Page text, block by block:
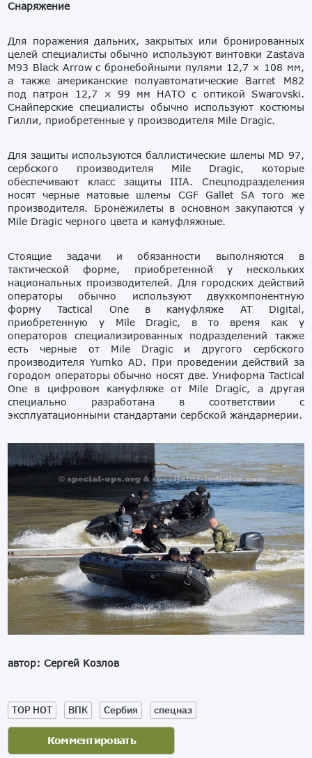
Снаряжение
Для поражения дальних, закрытых или бронированных
целей специалисты обычно используют винтовки Zastava
M93 Black Arrow с бронебойными пулями 12,7 × 108 мм,
а также американские полуавтоматические Barret M82
под патрон 12,7 × 99 мм НАТО с оптикой Swarovski.
Снайперские специалисты обычно используют костюмы
Гилли, приобретенные у производителя Mile Dragic.
Для защиты используются баллистические шлемы MD 97,
сербского производителя Mile Dragic, которые
обеспечивают класс защиты IIIA. Спецподразделения
носят черные матовые шлемы CGF Gallet SA того же
производителя. Бронежилеты в основном закупаются у
Mile Dragic черного цвета и камуфляжные.
Стоящие задачи и обязанности выполняются в
тактической форме, приобретенной у нескольких
национальных производителей. Для городских действий
операторы обычно используют двухкомпонентную
форму Tactical One в камуфляже AT Digital,
приобретенную у Mile Dragic, в то время как у
операторов специализированных подразделений также
есть черные от Mile Dragic и другого сербского
производителя Yumko AD. При проведении действий за
городом операторы обычно носят две. Униформа Tactical
One в цифровом камуфляже от Mile Dragic, а другая
специально разработана в соответствии с
эксплуатационными стандартами сербской жандармерии.
автор: Сергей Козлов
TOP HOT ВПК Сербия спецназ